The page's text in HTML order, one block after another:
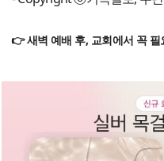
👉 새벽 예배 후, 교회에서 꼭 필